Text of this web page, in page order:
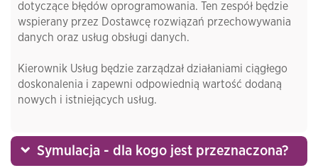
dotyczące błędów oprogramowania. Ten zespół będzie
wspierany przez Dostawcę rozwiązań przechowywania
danych oraz usług obsługi danych.
Kierownik Usług będzie zarządzał działaniami ciągłego
doskonalenia i zapewni odpowiednią wartość dodaną
nowych i istniejących usług.
Symulacja - dla kogo jest przeznaczona?